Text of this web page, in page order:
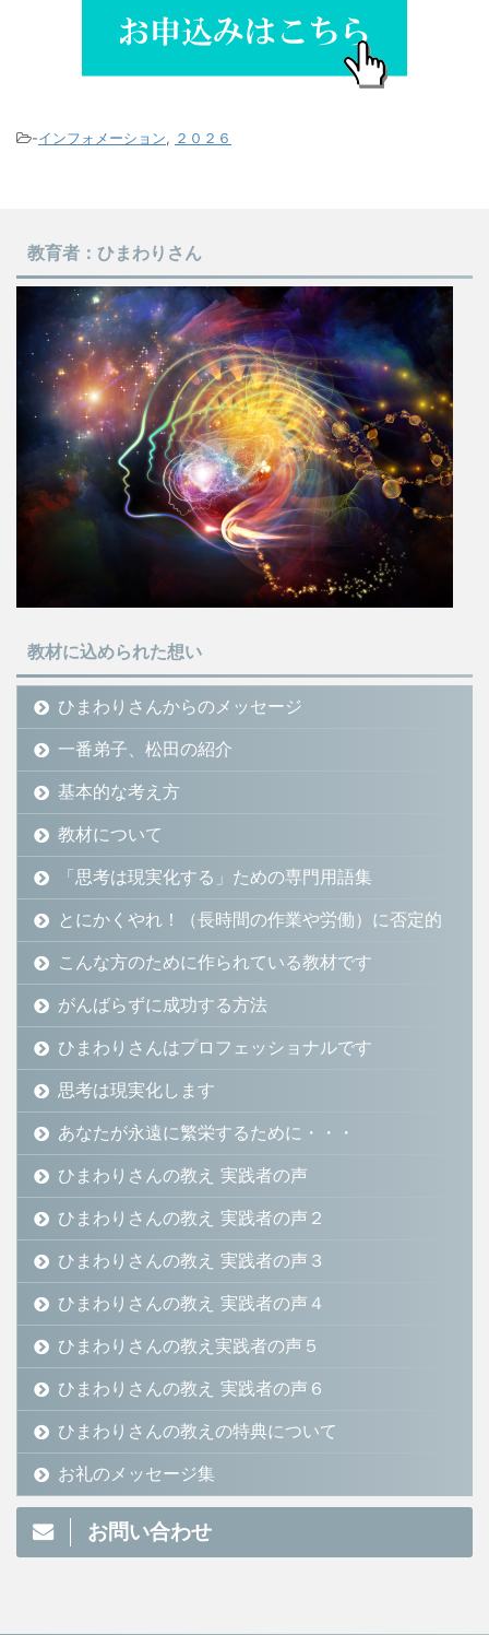
-インフォメーション, ２０２６
教育者：ひまわりさん
教材に込められた想い
ひまわりさんからのメッセージ
一番弟子、松田の紹介
基本的な考え方
教材について
「思考は現実化する」ための専門用語集
とにかくやれ！（長時間の作業や労働）に否定的
こんな方のために作られている教材です
がんばらずに成功する方法
ひまわりさんはプロフェッショナルです
思考は現実化します
あなたが永遠に繁栄するために・・・
ひまわりさんの教え 実践者の声
ひまわりさんの教え 実践者の声２
ひまわりさんの教え 実践者の声３
ひまわりさんの教え 実践者の声４
ひまわりさんの教え実践者の声５
ひまわりさんの教え 実践者の声６
ひまわりさんの教えの特典について
お礼のメッセージ集
お問い合わせ